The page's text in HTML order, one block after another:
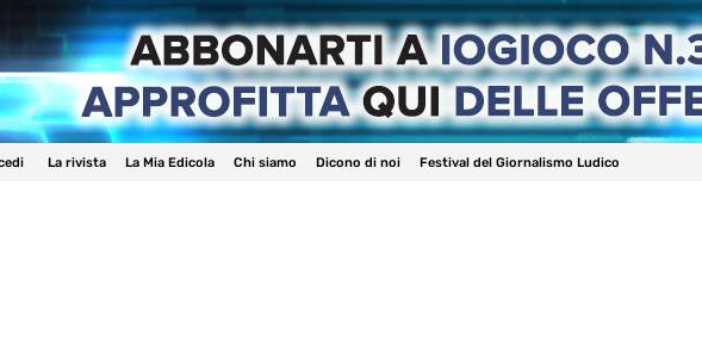
La rivista La Mia Edicola Chi siamo Dicono di noi Festival del Giornalismo Ludico